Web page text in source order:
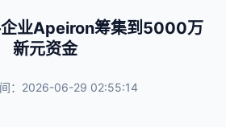
业Apeiron筹集到5000万
新元资金
：2026-06-29 02:55:14